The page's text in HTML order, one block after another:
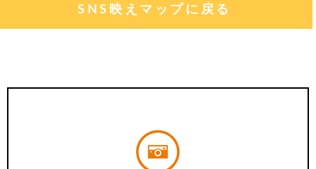
SNS映えマップに戻る